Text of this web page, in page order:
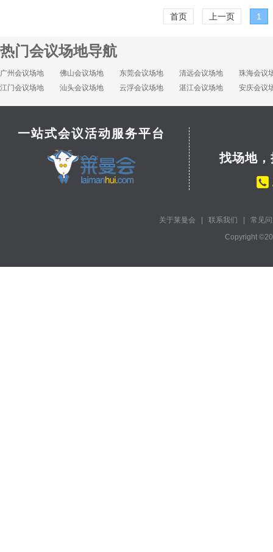
首页 上一页 1
热门会议场地导航
广州会议场地 佛山会议场地 东莞会议场地 清远会议场地
珠海会议
江门会议场地
汕头会议场地 云浮会议场地 湛江会议场地 安庆会议
一站式会议活动服务平台
找场地
关于莱曼会 联系我们
常见
Copyright